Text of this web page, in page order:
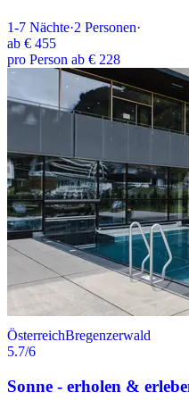
1-7 Nächte·2 Personen·
ab € 455
pro Person ab € 228
ÖsterreichBregenzerwald
5.7/6
Sonne - erholen &